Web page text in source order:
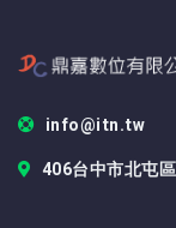
info@itn.tw
406台中市北屯